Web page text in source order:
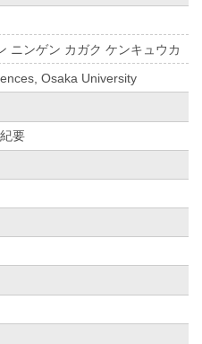
ニンゲン カガク ケンキュウカ
Osaka University
要